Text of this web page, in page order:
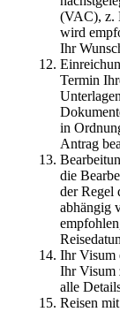
(VAC), z.
wird
Ihr
Termin
in
Antrag
die
der Regel
abhängig
Ihr Visum
Ihr Visum
alle
Reisen